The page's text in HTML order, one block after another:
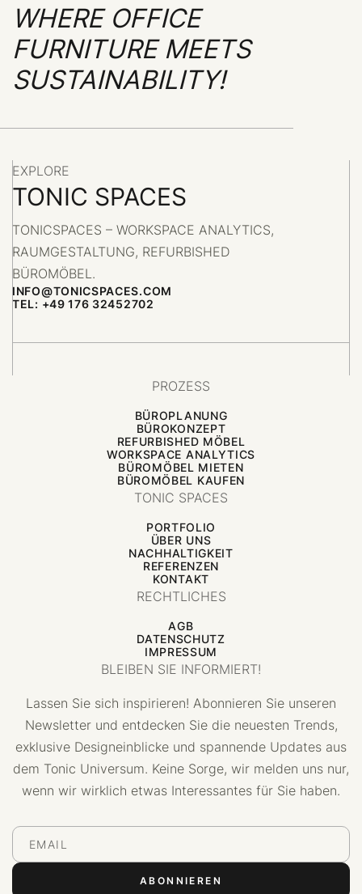
WHERE OFFICE
FURNITURE MEETS
SUSTAINABILITY!
EXPLORE
TONIC SPACES
TONICSPACES – WORKSPACE ANALYTICS,
RAUMGESTALTUNG, REFURBISHED
BÜROMÖBEL.
INFO@TONICSPACES.COM
TEL: +49 176 32452702
PROZESS
BÜROPLANUNG
BÜROKONZEPT
REFURBISHED MÖBEL
WORKSPACE ANALYTICS
BÜROMÖBEL MIETEN
BÜROMÖBEL KAUFEN
TONIC SPACES
PORTFOLIO
ÜBER UNS
NACHHALTIGKEIT
REFERENZEN
KONTAKT
RECHTLICHES
AGB
DATENSCHUTZ
IMPRESSUM
BLEIBEN SIE INFORMIERT!
Lassen Sie sich inspirieren! Abonnieren Sie unseren
Newsletter und entdecken Sie die neuesten Trends,
exklusive Designeinblicke und spannende Updates aus
dem Tonic Universum. Keine Sorge, wir melden uns nur,
wenn wir wirklich etwas Interessantes für Sie haben.